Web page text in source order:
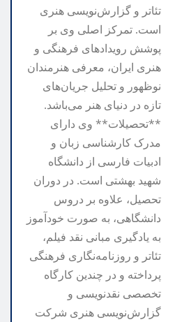
تئاتر و گزارش‌نویسی هنری
است. تمرکز اصلی وی بر
پوشش رویدادهای فرهنگی و
هنری ایران، معرفی هنرمندان
نوظهور و تحلیل جریان‌های
تازه در دنیای هنر می‌باشد.
**تحصیلات** وی دارای
مدرک کارشناسی زبان و
ادبیات فارسی از دانشگاه
شهید بهشتی است. در دوران
تحصیل، علاوه بر دروس
دانشگاهی، به صورت خودآموز
به یادگیری مبانی نقد فیلم،
تئاتر و روزنامه‌نگاری فرهنگی
پرداخته و در چندین کارگاه
تخصصی نقدنویسی و
گزارش‌نویسی هنری شرکت